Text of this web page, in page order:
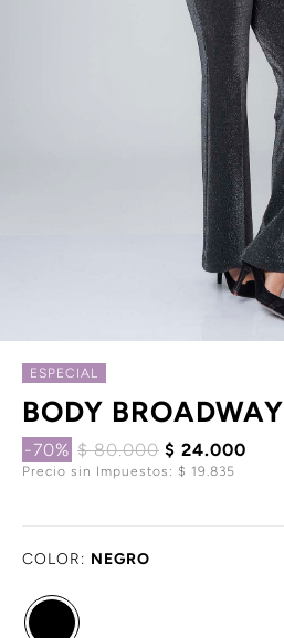
ESPECIAL
BODY BROADWAY
-70% $ 80.000 $ 24.000
Precio sin Impuestos: $ 19.835
COLOR: NEGRO